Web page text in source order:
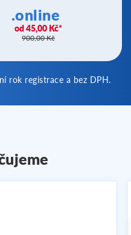
.online
45,00 Kč
900,00 Kč
rok registrace a bez DPH.